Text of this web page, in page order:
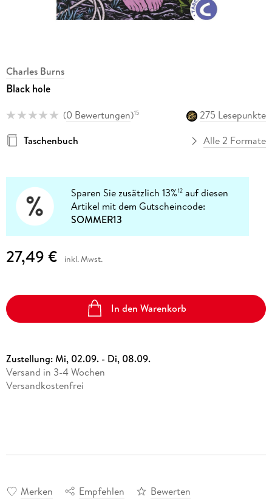
Charles Burns
Black hole
(0 Bewertungen)15
275 Lesepunkte
Taschenbuch
Alle 2 Formate
Sparen Sie zusätzlich 13%12 auf diesen
Artikel mit dem Gutscheincode:
SOMMER13
27,49 € inkl. Mwst.
In den Warenkorb
Zustellung:Mi, 02.09. - Di, 08.09.
Versand in 3-4 Wochen
Versandkostenfrei
Merken Empfehlen Bewerten